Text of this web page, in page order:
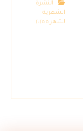
النشرة
الشهرية
لشهر ٥ ٢٠٢٥